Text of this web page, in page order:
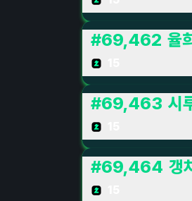
#69,462 율
#69,463 시
#69,464 갱